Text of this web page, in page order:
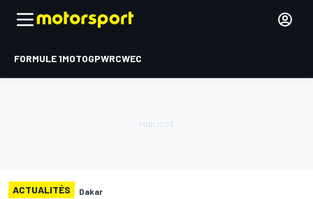
FORMULE 1MOTOGPWRCWEC
ACTUALITÉS Dakar